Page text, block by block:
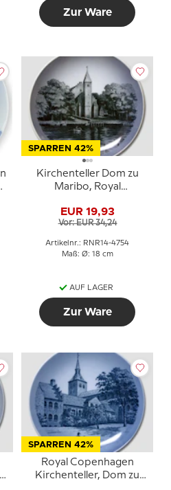
Zur Ware
SPARREN 42%
Kirchenteller Dom zu
Maribo, Royal
EUR 19,93
Vor: EUR 34,24
Artikelnr.: RNR14-4754
Maß: Ø: 18 cm
AUF LAGER
Zur Ware
SPARREN 42%
Royal Copenhagen
Kirchenteller, Dom zu